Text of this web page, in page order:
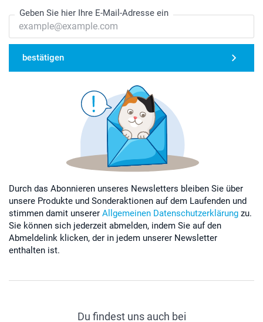
Geben Sie hier Ihre E-Mail-Adresse ein
bestätigen
Durch das Abonnieren unseres Newsletters bleiben Sie über
unsere Produkte und Sonderaktionen auf dem Laufenden und
stimmen damit unserer Allgemeinen Datenschutzerklärung zu.
Sie können sich jederzeit abmelden, indem Sie auf den
Abmeldelink klicken, der in jedem unserer Newsletter
enthalten ist.
Du findest uns auch bei